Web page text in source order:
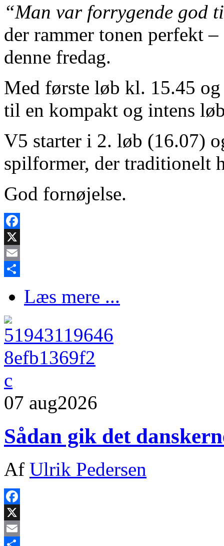
“Man var forrygende god
der rammer tonen perfekt
denne fredag.
Med første løb kl. 15.45
til en kompakt og intens
V5 starter i 2. løb (16.07)
spilformer, der traditionelt
God fornøjelse.
Facebook
X
Email
Læs mere ...
07 aug2026
Sådan gik det
Af Ulrik Pedersen
Facebook
X